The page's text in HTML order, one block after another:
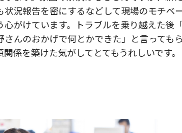
状況報告を密にするなどして現場のモチベ
心がけています。トラブルを乗り越えた後
さんのおかげで何とかできた」と言っても
係を築けた気がしてとてもうれしいです。